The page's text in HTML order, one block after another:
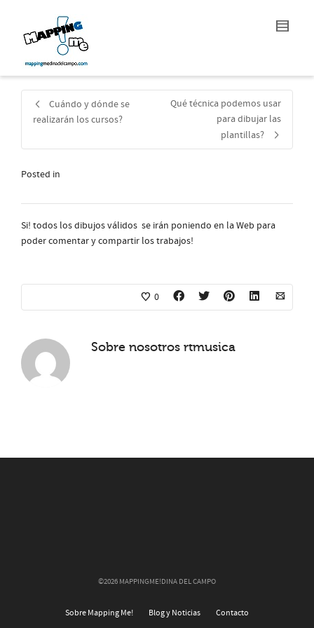
Cuándo y dónde se
realizarán los cursos?
Qué técnica podemos usar
para dibujar las
plantillas?
Posted in
Si! todos los dibujos válidos se irán poniendo en la Web para
poder comentar y compartir los trabajos!
0
Sobre nosotros rtmusica
©2026 MAPPINGME!DINA DEL CAMPO
Sobre Mapping Me! Blog y Noticias
Contacto